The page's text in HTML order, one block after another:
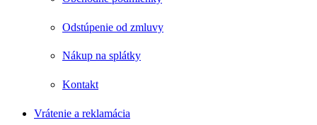
Odstúpenie od zmluvy
Nákup na splátky
Kontakt
Vrátenie a reklamácia